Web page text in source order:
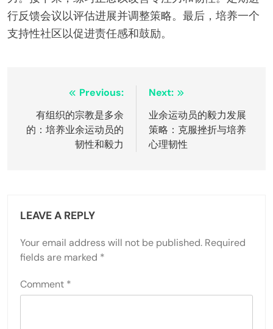
正念练习也可以增强专注力和情绪调节，这对压力下
的表现至关重要。
业余运动员可以通过采用具体的可行建议来增强心理
力。接下来，练习正念以改善专注力和韧性。定期进
行反馈会议以评估进展并调整策略。最后，培养一个
支持性社区以促进责任感和鼓励。
Post
navigation
Previous:
有组织的宗教是多余
的：培养业余运动员的
业余运动员的毅力发展